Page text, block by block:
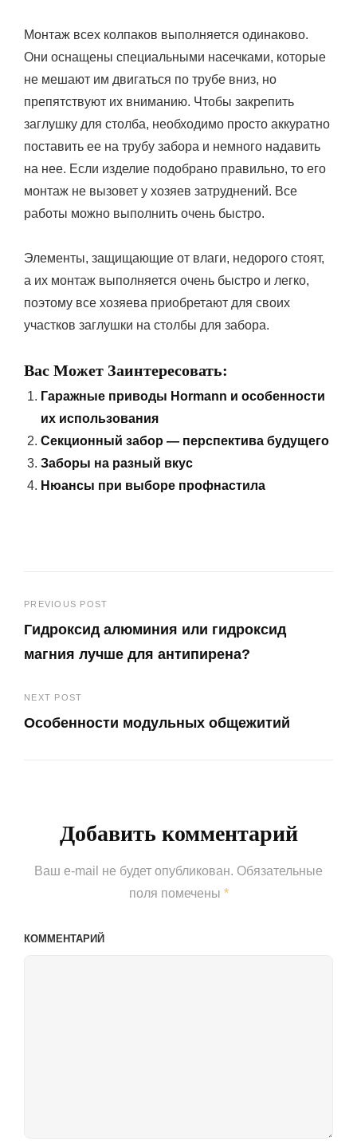
Монтаж всех колпаков выполняется одинаково.
Они оснащены специальными насечками, которые
не мешают им двигаться по трубе вниз, но
препятствуют их вниманию. Чтобы закрепить
заглушку для столба, необходимо просто аккуратно
поставить ее на трубу забора и немного надавить
на нее. Если изделие подобрано правильно, то его
монтаж не вызовет у хозяев затруднений. Все
работы можно выполнить очень быстро.
Элементы, защищающие от влаги, недорого стоят,
а их монтаж выполняется очень быстро и легко,
поэтому все хозяева приобретают для своих
участков заглушки на столбы для забора.
Вас Может Заинтересовать:
Гаражные приводы Hormann и особенности
их использования
Секционный забор — перспектива будущего
Заборы на разный вкус
Нюансы при выборе профнастила
Навигация
по
PREVIOUS POST
Гидроксид алюминия или гидроксид
магния лучше для антипирена?
Post
NEXT POST
Особенности модульных общежитий
Добавить комментарий
Ваш e-mail не будет опубликован. Обязательные
поля помечены *
КОММЕНТАРИЙ